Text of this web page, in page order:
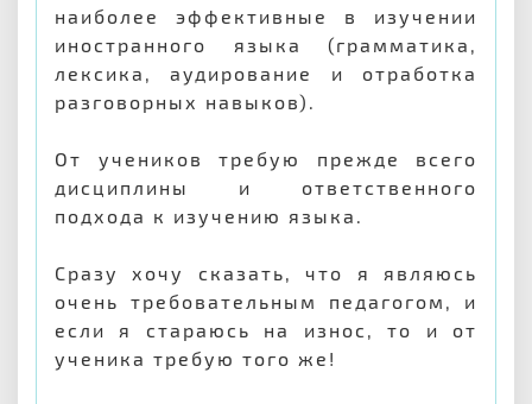
наиболее эффективные в изучении
иностранного языка (грамматика,
лексика, аудирование и отработка
разговорных навыков).
От учеников требую прежде всего
дисциплины и ответственного
подхода к изучению языка.
Сразу хочу сказать, что я являюсь
очень требовательным педагогом, и
если я стараюсь на износ, то и от
ученика требую того же!